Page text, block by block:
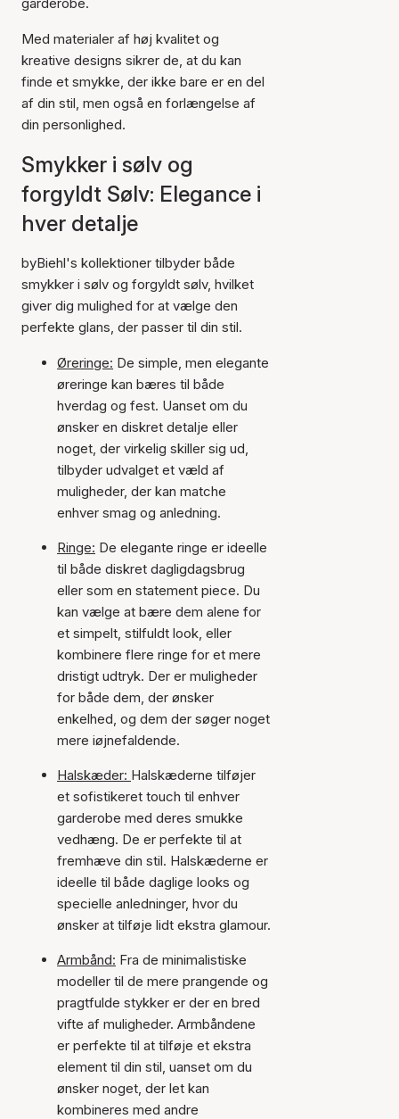
Med materialer af høj kvalitet og
kreative designs sikrer de, at du kan
finde et smykke, der ikke bare er en del
af din stil, men også en forlængelse af
din personlighed.
Smykker i sølv og
forgyldt Sølv: Elegance i
hver detalje
byBiehl's kollektioner tilbyder både
smykker i sølv og forgyldt sølv, hvilket
giver dig mulighed for at vælge den
perfekte glans, der passer til din stil.
Øreringe: De simple, men elegante
øreringe kan bæres til både
hverdag og fest. Uanset om du
ønsker en diskret detalje eller
noget, der virkelig skiller sig ud,
tilbyder udvalget et væld af
muligheder, der kan matche
enhver smag og anledning.
Ringe: De elegante ringe er ideelle
til både diskret dagligdagsbrug
eller som en statement piece. Du
kan vælge at bære dem alene for
et simpelt, stilfuldt look, eller
kombinere flere ringe for et mere
dristigt udtryk. Der er muligheder
for både dem, der ønsker
enkelhed, og dem der søger noget
mere iøjnefaldende.
Halskæder: Halskæderne tilføjer
et sofistikeret touch til enhver
garderobe med deres smukke
vedhæng. De er perfekte til at
fremhæve din stil. Halskæderne er
ideelle til både daglige looks og
specielle anledninger, hvor du
ønsker at tilføje lidt ekstra glamour.
Armbånd: Fra de minimalistiske
modeller til de mere prangende og
pragtfulde stykker er der en bred
vifte af muligheder. Armbåndene
er perfekte til at tilføje et ekstra
element til din stil, uanset om du
ønsker noget, der let kan
kombineres med andre